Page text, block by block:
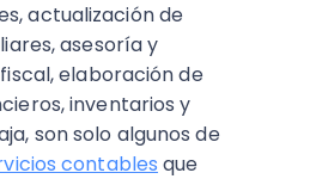
actualización de
asesoría y
elaboración de
inventarios y
son solo algunos de
contables que